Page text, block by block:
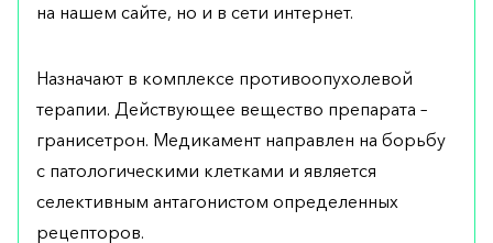
на нашем сайте, но и в сети интернет.
Назначают в комплексе противоопухолевой
терапии. Действующее вещество препарата –
гранисетрон. Медикамент направлен на борьбу
с патологическими клетками и является
селективным антагонистом определенных
рецепторов.